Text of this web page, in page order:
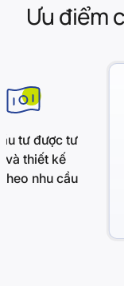
Ưu điểm
tư được tư
và thiết kế
nhu cầu